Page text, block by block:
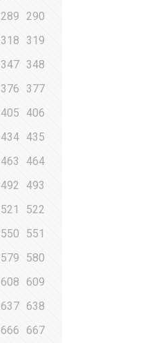
289
290
318
319
347 348
376
377
405
406
434 435
463
464
492
493
521
522
550
551
579
580
608
609
637 638
666 667